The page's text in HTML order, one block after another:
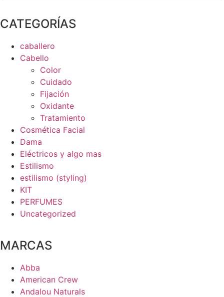
CATEGORÍAS
caballero
Cabello
Color
Cuidado
Fijación
Oxidante
Tratamiento
Cosmética Facial
Dama
Eléctricos y algo mas
Estilismo
estilismo (styling)
KIT
PERFUMES
Uncategorized
MARCAS
Abba
American Crew
Andalou Naturals